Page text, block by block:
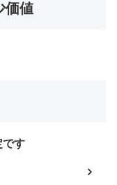
価値
です